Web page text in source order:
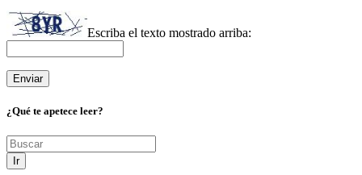
Escriba el texto mostrado arriba:
¿Qué te apetece leer?
Ir